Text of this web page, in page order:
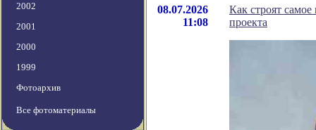
2002
2001
2000
1999
Фотоархив
Все фотоматериалы
08.07.2026
11:08
Как строят
проекта